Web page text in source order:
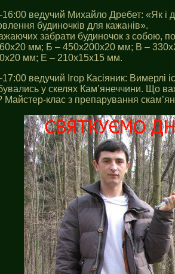
ведучий Михайло Дребет: «Як і
будиночків для кажанів».
забрати будиночок з собою,
мм; Б – 450х200х20 мм; В –
мм; Е – 210х15х15 мм.
ведучий Ігор Касіяник: Вимерлі
у скелях Кам’янеччини. Що
Майстер-клас з препарування